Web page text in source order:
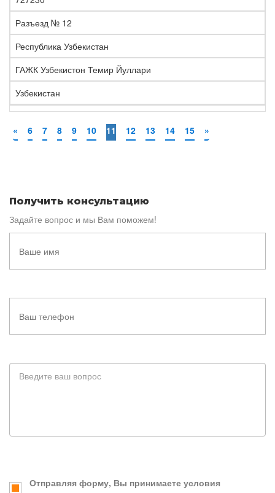
Разъезд № 12
Республика Узбекистан
ГАЖК Узбекистон Темир Йуллари
Узбекистан
« 6 7 8 9 10 11 12 13 14 15 »
Получить консультацию
Задайте вопрос и мы Вам поможем!
Отправляя форму, Вы принимаете условия